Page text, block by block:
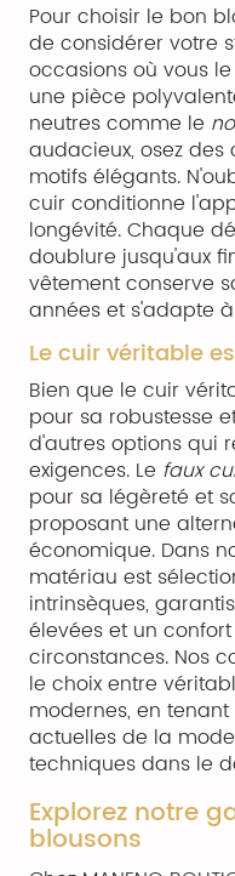
Pour choisir le bon
de considérer votre
occasions où vous
une pièce
neutres comme le
audacieux, osez
motifs élégants.
cuir conditionne
longévité. Chaque
doublure jusqu'aux
vêtement conserve
années et s'adapte
Le cuir véritable
Bien que le cuir
pour sa robustesse
d'autres options qui
exigences. Le faux
pour sa légèreté et
proposant une
économique. Dans
matériau est
intrinsèques,
élevées et un
circonstances. Nos
le choix entre
modernes, en
actuelles de la
techniques dans le
Explorez notre
blousons